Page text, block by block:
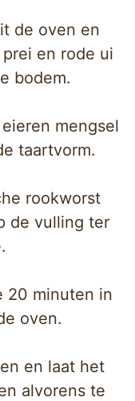
de oven en
en rode ui
bodem.
mengsel
taartvorm.
rookworst
de vulling ter
20 minuten in
oven.
en laat het
alvorens te